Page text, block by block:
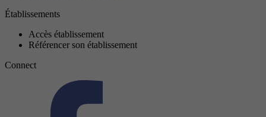
Établissements
Accès établissement
Référencer son établissement
Connect